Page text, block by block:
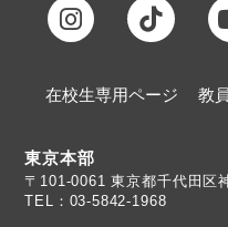
在校生専用ページ 教
東京本部
TEL：03-5842-1968